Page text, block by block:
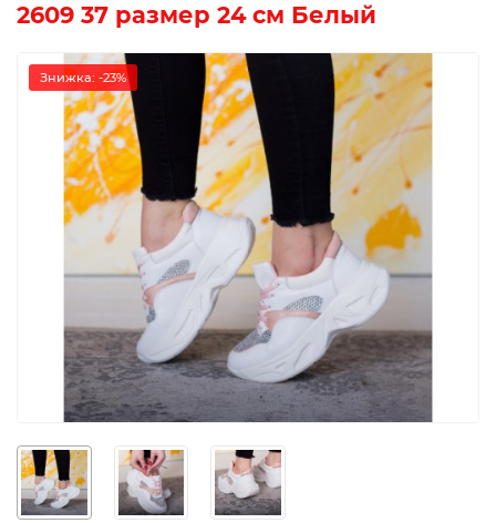
2609 37 размер 24 см Белый
Знижка: -23%